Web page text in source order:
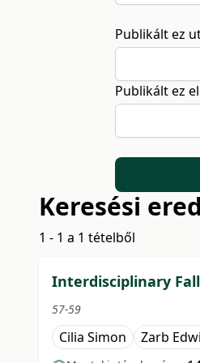
Publikált ez
Publikált ez
Keresési
1 - 1 a 1 tételből
Interdisciplinary
57-59
Cilia Simon Zarb